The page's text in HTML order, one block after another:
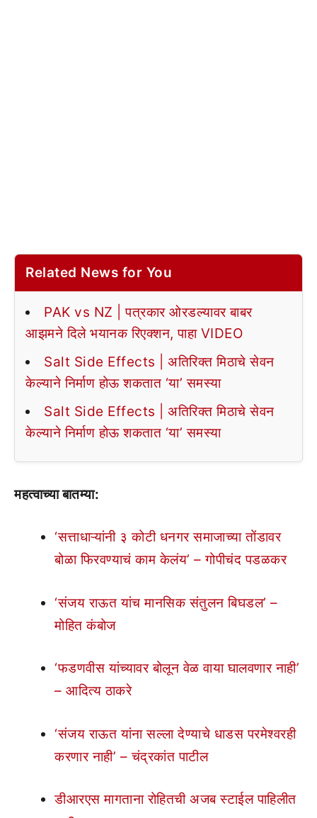
Related News for You
PAK vs NZ | पत्रकार ओरडल्यावर बाबर
आझमने दिले भयानक रिएक्शन, पाहा VIDEO
Salt Side Effects | अतिरिक्त मिठाचे सेवन
केल्याने निर्माण होऊ शकतात ‘या’ समस्या
Salt Side Effects | अतिरिक्त मिठाचे सेवन
केल्याने निर्माण होऊ शकतात ‘या’ समस्या
महत्वाच्या बातम्या:
‘सत्ताधाऱ्यांनी ३ कोटी धनगर समाजाच्या तोंडावर
बोळा फिरवण्याचं काम केलंय’ – गोपीचंद पडळकर
‘संजय राऊत यांच मानसिक संतुलन बिघडल’ –
मोहित कंबोज
‘फडणवीस यांच्यावर बोलून वेळ वाया घालवणार नाही’
– आदित्य ठाकरे
‘संजय राऊत यांना सल्ला देण्याचे धाडस परमेश्वरही
करणार नाही’ – चंद्रकांत पाटील
डीआरएस मागताना रोहितची अजब स्टाईल पाहिलीत